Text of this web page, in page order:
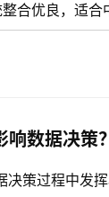
合优良，适合
数据决策？
决策过程中发